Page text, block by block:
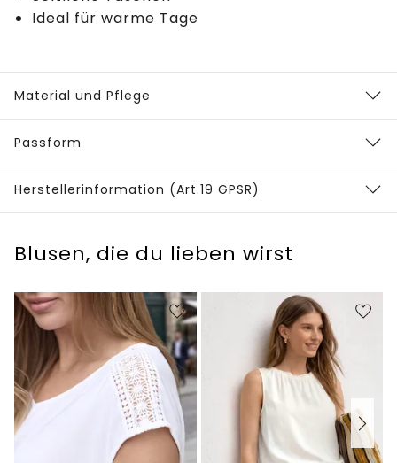
Ideal für warme Tage
Material und Pflege
Passform
Herstellerinformation (Art.19 GPSR)
Blusen, die du lieben wirst